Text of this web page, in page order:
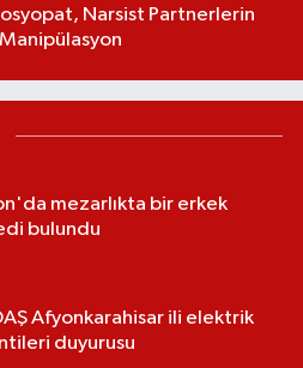
Narsist Partnerlerin
mezarlıkta bir erkek
bulundu
Afyonkarahisar ili elektrik
duyurusu